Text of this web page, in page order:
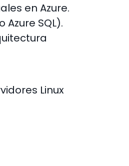
en Azure.
SQL).
Linux